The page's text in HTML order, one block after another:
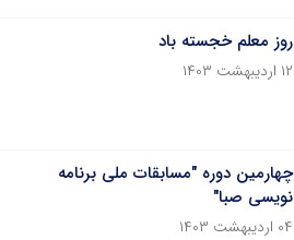
روز معلم خجسته باد
۱۲ اردیبهشت ۱۴۰۳
چهارمین دوره "مسابقات ملی برنامه
نویسی صبا"
۰۴ اردیبهشت ۱۴۰۳